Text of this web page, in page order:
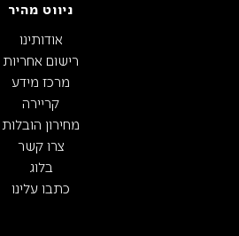
ניווט מהיר
אודותינו
רישום אחריות
מרכז מידע
קריירה
מחירון הובלות
צרו קשר
בלוג
כתבו עלינו